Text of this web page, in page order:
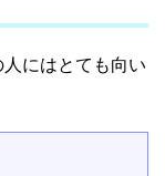
にはとても向い